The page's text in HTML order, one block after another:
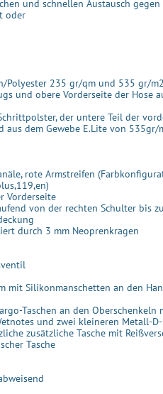
und schnellen Austausch
oder
Polyester 235 gr/qm und 535 gr/
und obere Vorderseite der Hose
der untere Teil der
aus dem Gewebe E.Lite von 535gr/
rote Armstreifen
Vorderseite
von der rechten Schulter bis
durch 3 mm Neoprenkragen
mit Silikonmanschetten an den
Taschen an den Oberschenkeln
und zwei kleineren Metall-
zusätzliche Tasche mit
Tasche